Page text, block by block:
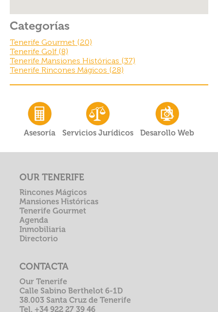
Categorías
Tenerife Gourmet (20)
Tenerife Golf (8)
Tenerife Mansiones Históricas (37)
Tenerife Rincones Mágicos (28)
Asesoría Servicios Jurídicos Desarollo Web
OUR TENERIFE
Rincones Mágicos
Mansiones Históricas
Tenerife Gourmet
Agenda
Inmobiliaria
Directorio
CONTACTA
Our Tenerife
Calle Sabino Berthelot 6-1D
38.003 Santa Cruz de Tenerife
Tel. +34 922 27 39 46